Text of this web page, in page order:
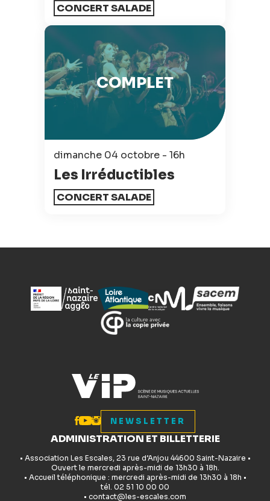
CONCERT SALADE
dimanche 04 octobre - 16h
Les Irréductibles
CONCERT SALADE
COMPLET
NEWSLETTER
ADMINISTRATION ET BILLETTERIE
• Association Les Escales, 23 rue d’Anjou 44600 Saint-Nazaire •
Ouvert le mercredi après-midi de 13h30 à 18h.
• Accueil téléphonique : mercredi après-midi de 13h30 à 18h •
tél. 02 51 10 00 00
• contact@les-escales.com